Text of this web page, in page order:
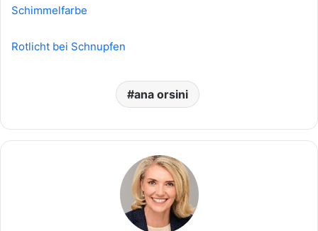
Schimmelfarbe
Rotlicht bei Schnupfen
ana orsini